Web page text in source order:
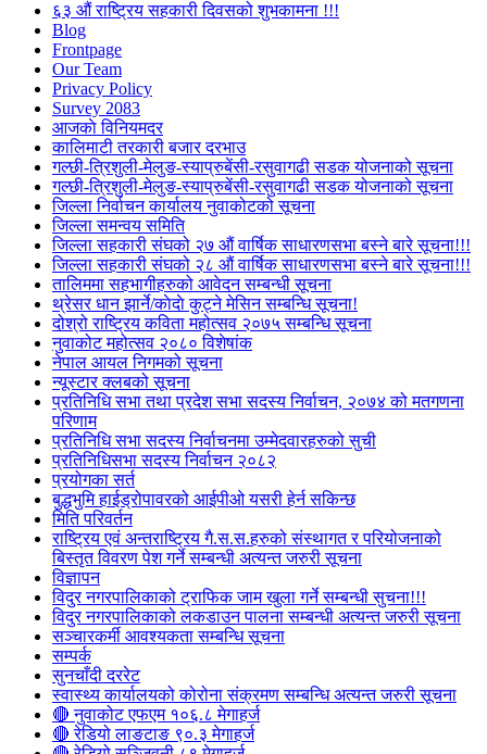
६३ औं राष्ट्रिय सहकारी दिवसको शुभकामना !!!
Blog
Frontpage
Our Team
Privacy Policy
Survey 2083
आजकाे विनियमदर
कालिमाटी तरकारी बजार दरभाउ
गल्छी-त्रिशुली-मेलुङ-स्याप्रुबेंसी-रसुवागढी सडक योजनाको सूचना
गल्छी-त्रिशुली-मेलुङ-स्याप्रुबेंसी-रसुवागढी सडक योजनाको सूचना
जिल्ला निर्वाचन कार्यालय नुवाकोटको सूचना
जिल्ला समन्वय समिति
जिल्ला सहकारी संघको २७ औं वार्षिक साधारणसभा बस्ने बारे सूचना!!!
जिल्ला सहकारी संघको २८ औं वार्षिक साधारणसभा बस्ने बारे सूचना!!!
तालिममा सहभागीहरुको आवेदन सम्बन्धी सूचना
थ्रेसर धान झार्ने/काेदाे कुट्ने मेसिन सम्बन्धि सूचना!
दोश्रो राष्ट्रिय कविता महोत्सव २०७५ सम्बन्धि सूचना
नुवाकोट महोत्सव २०८० विशेषांक
नेपाल आयल निगमको सूचना
न्यूस्टार क्लबको सूचना
प्रतिनिधि सभा तथा प्रदेश सभा सदस्य निर्वाचन, २०७४ को मतगणना
परिणाम
प्रतिनिधि सभा सदस्य निर्वाचनमा उम्मेदवारहरुको सुची
प्रतिनिधिसभा सदस्य निर्वाचन २०८२
प्रयोगका सर्त
बुद्धभुमि हाईड्रोपावरको आईपीओ यसरी हेर्न सकिन्छ
मिति परिवर्तन
राष्ट्रिय एवं अन्तराष्ट्रिय गै.स.स.हरुको संस्थागत र परियोजनाको
बिस्तृत विवरण पेश गर्ने सम्बन्धी अत्यन्त जरुरी सूचना
विज्ञापन
विदुर नगरपालिकाको ट्राफिक जाम खुला गर्ने सम्बन्धी सुचना!!!
विदुर नगरपालिकाको लकडाउन पालना सम्बन्धी अत्यन्त जरुरी सूचना
सञ्चारकर्मी आवश्यकता सम्बन्धि सूचना
सम्पर्क
सुनचाँदी दररेट
स्वास्थ्य कार्यालयको कोरोना संक्रमण सम्बन्धि अत्यन्त जरुरी सूचना
🔴 नुवाकोट एफएम १०६.८ मेगाहर्ज
🔴 रेडियो लाङटाङ ९०.३ मेगाहर्ज